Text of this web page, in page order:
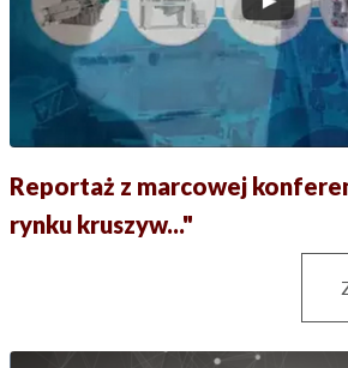
Reportaż z marcowej
rynku kruszyw..."